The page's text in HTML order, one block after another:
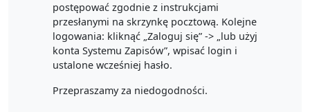
postępować zgodnie z instrukcjami
przesłanymi na skrzynkę pocztową. Kolejne
logowania: kliknąć „Zaloguj się” -> „lub użyj
konta Systemu Zapisów”, wpisać login i
ustalone wcześniej hasło.
Przepraszamy za niedogodności.